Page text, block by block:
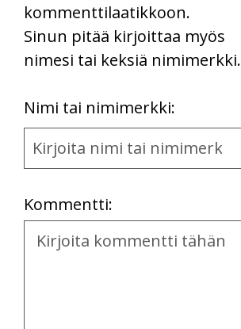
kommenttilaatikkoon.
Sinun pitää kirjoittaa myös
nimesi tai keksiä nimimerkki.
Nimi tai nimimerkki:
Name
and
Kommentti:
Kommentti